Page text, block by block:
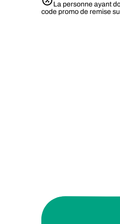
La personne ayant
code promo de remise